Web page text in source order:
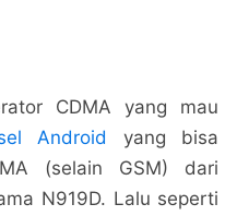
CDMA yang mau
Android
yang bisa
(selain GSM) dari
N919D. Lalu seperti